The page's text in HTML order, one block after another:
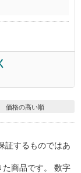
価格の高い順
証するものではあ
た商品です。 数字